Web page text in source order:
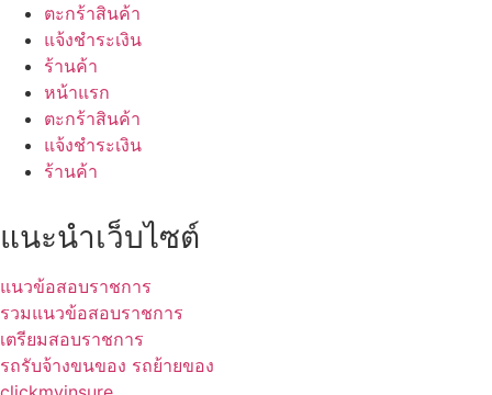
ตะกร้าสินค้า
แจ้งชำระเงิน
ร้านค้า
หน้าแรก
ตะกร้าสินค้า
แจ้งชำระเงิน
ร้านค้า
แนะนำเว็บไซต์
แนวข้อสอบราชการ
รวมแนวข้อสอบราชการ
เตรียมสอบราชการ
รถรับจ้างขนของ รถย้ายของ